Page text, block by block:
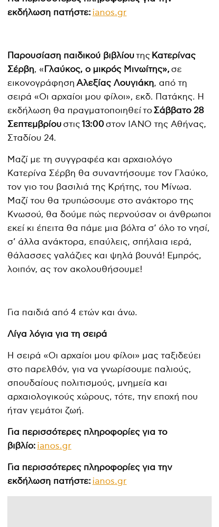
εκδήλωση πατήστε: ianos.gr
Παρουσίαση παιδικού βιβλίουτης Κατερίνας
Σέρβη, « Γλαύκος, ο μικρός Μινωίτης», σε
εικονογράφησηΑλεξίας Λουγιάκη, από τη
σειρά «Οι αρχαίοι μου φίλοι», εκδ. Πατάκης. Η
εκδήλωση θα πραγματοποιηθεί τοΣάββατο 28
Σεπτεμβρίου στις13:00στον ΙΑΝΟ της Αθήνας,
Σταδίου 24.
Μαζί με τη συγγραφέα και αρχαιολόγο
Κατερίνα Σέρβη θα συναντήσουμε τον Γλαύκο,
τον γιο του βασιλιά της Κρήτης, του Μίνωα.
Μαζί του θα τρυπώσουμε στο ανάκτορο της
Κνωσού, θα δούμε πώς περνούσαν οι άνθρωποι
εκεί κι έπειτα θα πάμε μια βόλτα σ’ όλο το νησί,
σ’ άλλα ανάκτορα, επαύλεις, σπήλαια ιερά,
θάλασσες γαλάζιες και ψηλά βουνά! Εμπρός,
λοιπόν, ας τον ακολουθήσουμε!
Για παιδιά από 4 ετών και άνω.
Λίγα λόγια για τη σειρά
Η σειρά «Οι αρχαίοι µου φίλοι» μας ταξιδεύει
στο παρελθόν, για να γνωρίσουμε παλιούς,
σπουδαίους πολιτισμούς, μνημεία και
αρχαιολογικούς χώρους, τότε, την εποχή που
ήταν γεμάτοι ζωή.
Για περισσότερες πληροφορίες για το
βιβλίο: ianos.gr
Για περισσότερες πληροφορίες για την
εκδήλωση πατήστε: ianos.gr